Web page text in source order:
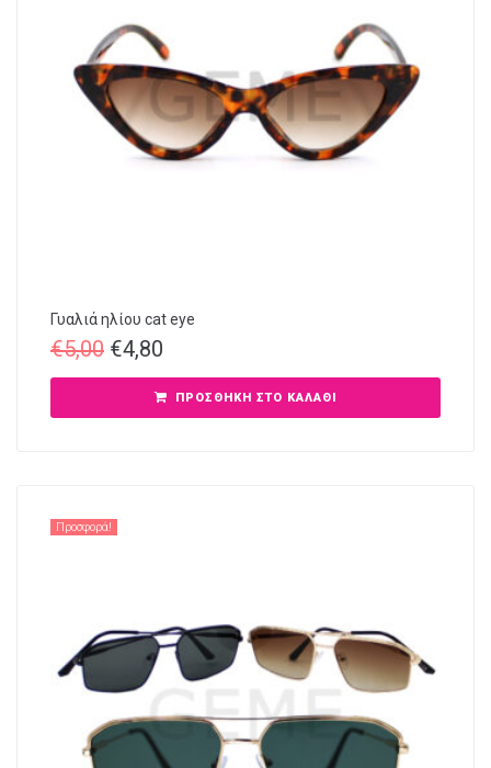
Γυαλιά ηλίου cat eye
€5,00 €4,80
ΠΡΟΣΘΉΚΗ ΣΤΟ ΚΑΛΆΘΙ
Προσφορά!